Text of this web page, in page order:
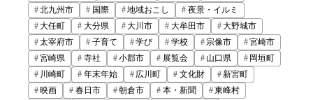
北九州市
国際 地域おこし
夜景・イルミ
大任町
大分県 大川市 大牟田市
大野城市
太宰府市
子育て 学び 学校 宗像市
宮崎市
宮崎県
寺社 小郡市 展覧会 山口県
岡垣町
川崎町
年末年始 広川町 文化財
新宮町
映画
春日市 朝倉市 本・新聞
東峰村